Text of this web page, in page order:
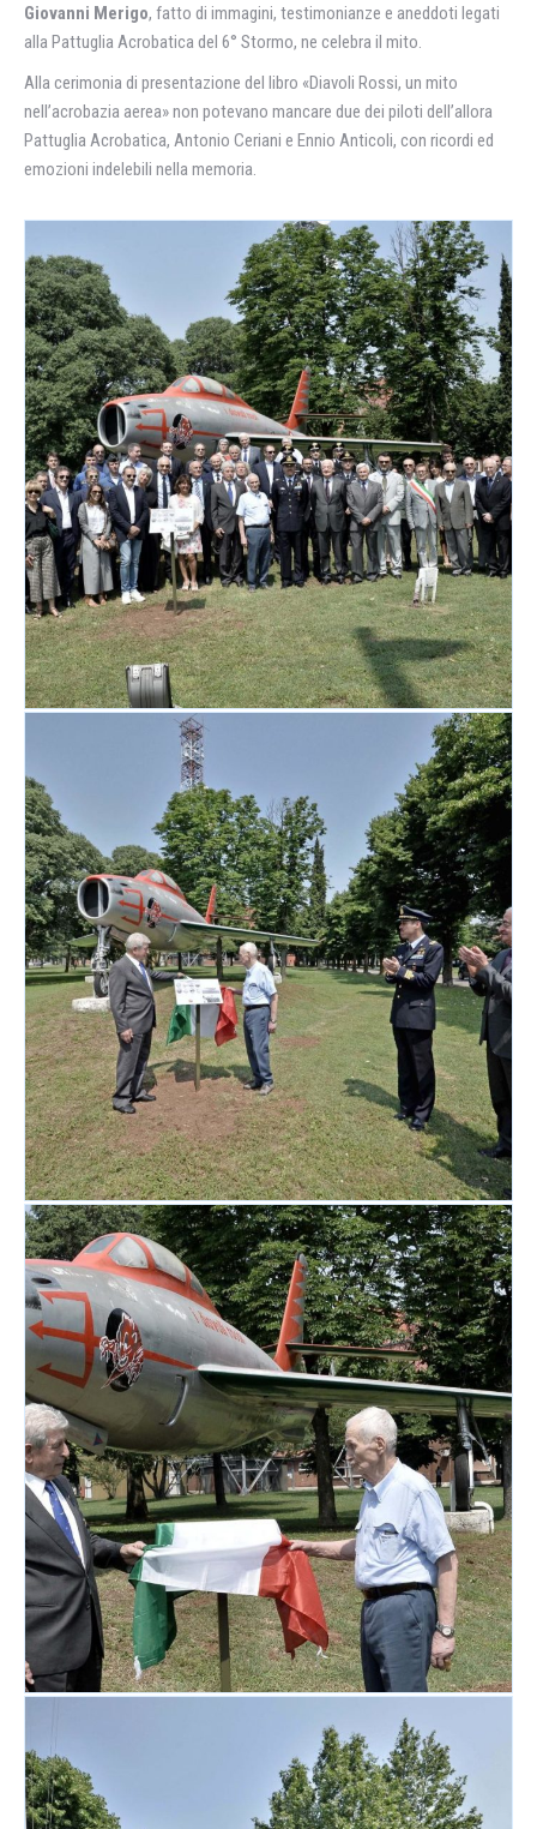
Giovanni Merigo, fatto di immagini, testimonianze e aneddoti legati
alla Pattuglia Acrobatica del 6° Stormo, ne celebra il mito.
Alla cerimonia di presentazione del libro «Diavoli Rossi, un mito
nell’acrobazia aerea» non potevano mancare due dei piloti dell’allora
Pattuglia Acrobatica, Antonio Ceriani e Ennio Anticoli, con ricordi ed
emozioni indelebili nella memoria.